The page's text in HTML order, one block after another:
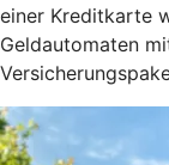
einer Kreditkarte
Geldautomaten